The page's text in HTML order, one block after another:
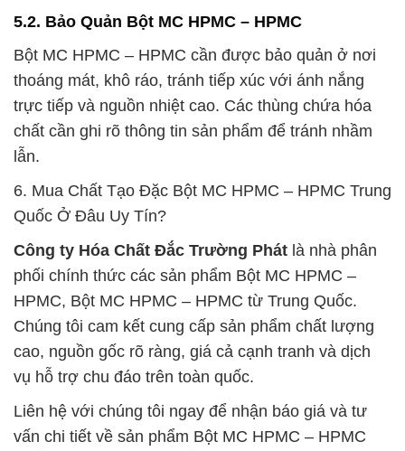
5.2. Bảo Quản Bột MC HPMC – HPMC
Bột MC HPMC – HPMC cần được bảo quản ở nơi
thoáng mát, khô ráo, tránh tiếp xúc với ánh nắng
trực tiếp và nguồn nhiệt cao. Các thùng chứa hóa
chất cần ghi rõ thông tin sản phẩm để tránh nhầm
lẫn.
6. Mua Chất Tạo Đặc Bột MC HPMC – HPMC Trung
Quốc Ở Đâu Uy Tín?
Công ty Hóa Chất Đắc Trường Phát là nhà phân
phối chính thức các sản phẩm Bột MC HPMC –
HPMC, Bột MC HPMC – HPMC từ Trung Quốc.
Chúng tôi cam kết cung cấp sản phẩm chất lượng
cao, nguồn gốc rõ ràng, giá cả cạnh tranh và dịch
vụ hỗ trợ chu đáo trên toàn quốc.
Liên hệ với chúng tôi ngay để nhận báo giá và tư
vấn chi tiết về sản phẩm Bột MC HPMC – HPMC